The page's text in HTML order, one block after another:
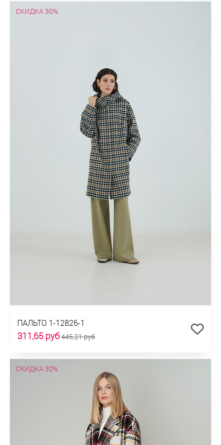
СКИДКА 30%
ПАЛЬТО 1-12826-1
311,65 руб445,21 руб
СКИДКА 30%